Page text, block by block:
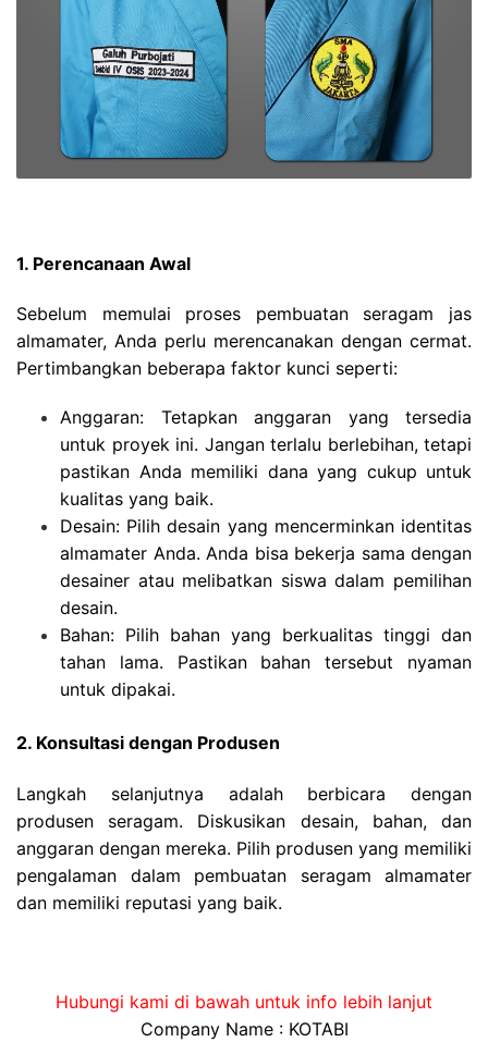
1. Perencanaan Awal
Sebelum memulai proses pembuatan seragam jas
almamater, Anda perlu merencanakan dengan cermat.
Pertimbangkan beberapa faktor kunci seperti:
Anggaran: Tetapkan anggaran yang tersedia
untuk proyek ini. Jangan terlalu berlebihan, tetapi
pastikan Anda memiliki dana yang cukup untuk
kualitas yang baik.
Desain: Pilih desain yang mencerminkan identitas
almamater Anda. Anda bisa bekerja sama dengan
desainer atau melibatkan siswa dalam pemilihan
desain.
Bahan: Pilih bahan yang berkualitas tinggi dan
tahan lama. Pastikan bahan tersebut nyaman
untuk dipakai.
2. Konsultasi dengan Produsen
Langkah selanjutnya adalah berbicara dengan
produsen seragam. Diskusikan desain, bahan, dan
anggaran dengan mereka. Pilih produsen yang memiliki
pengalaman dalam pembuatan seragam almamater
dan memiliki reputasi yang baik.
Hubungi kami di bawah untuk info lebih lanjut
Company Name : KOTABI